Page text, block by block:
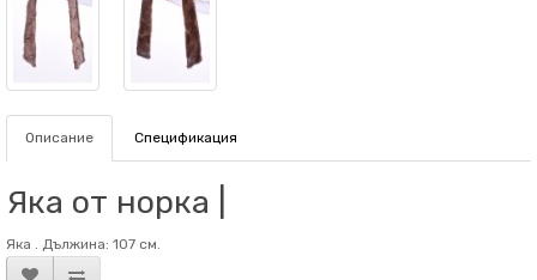
Описание Спецификация
Яка от норка |
Яка . Дължина: 107 см.